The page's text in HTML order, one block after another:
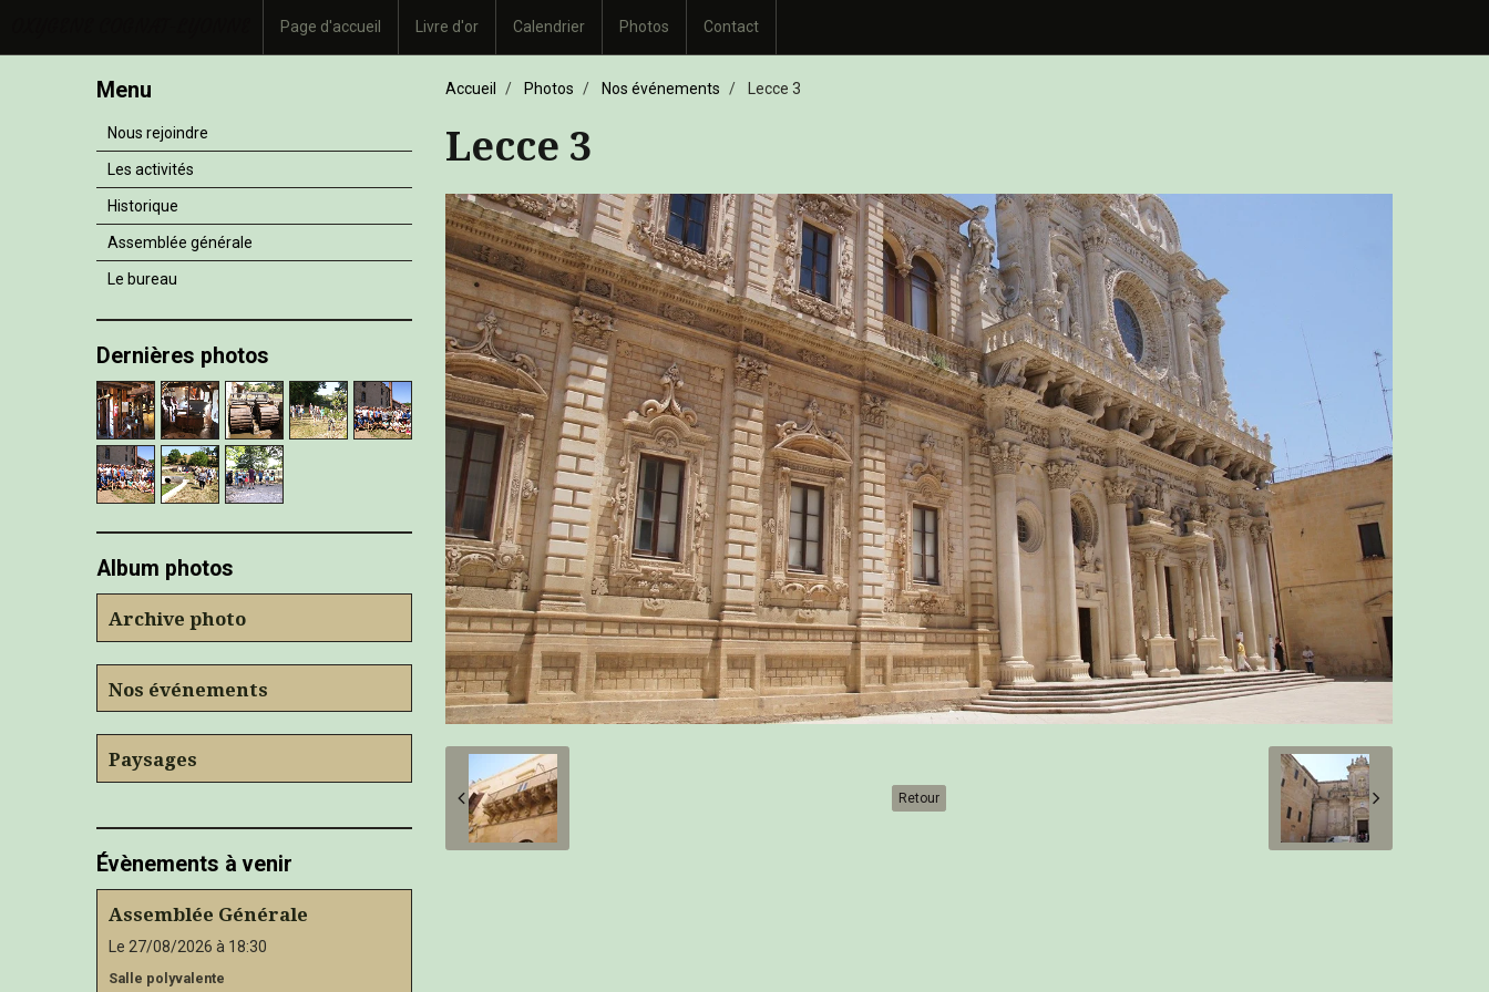
Page d'accueil Livre d'or Calendrier Photos Contact
Accueil Photos Nos événements Lecce 3
Lecce 3
Retour
Menu
Nous rejoindre
Les activités
Historique
Assemblée générale
Le bureau
Dernières photos
Album photos
Archive photo
Nos événements
Paysages
Évènements à venir
Assemblée Générale
Le 27/08/2026 à 18:30
Salle polyvalente